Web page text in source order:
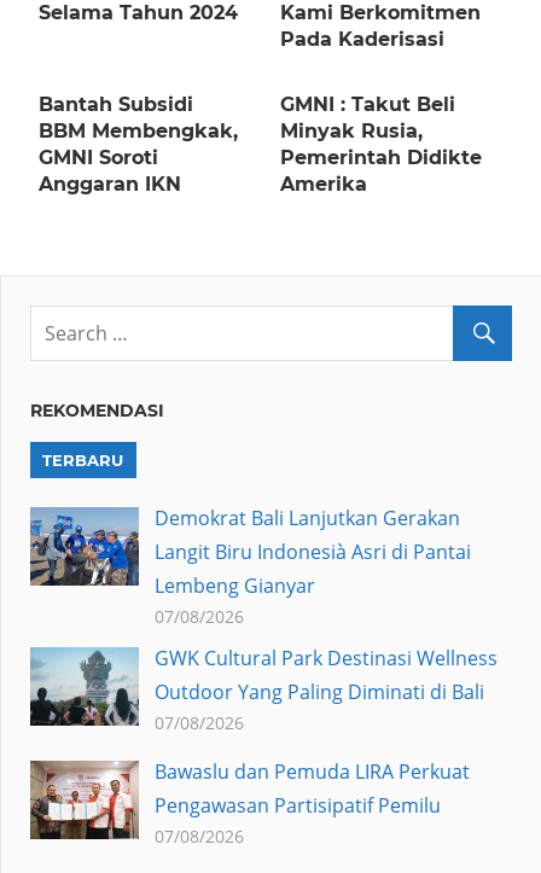
Selama Tahun 2024
Kami Berkomitmen
Pada Kaderisasi
Bantah Subsidi
BBM Membengkak,
GMNI Soroti
Anggaran IKN
GMNI : Takut Beli
Minyak Rusia,
Pemerintah Didikte
Amerika
REKOMENDASI
TERBARU
Demokrat Bali Lanjutkan Gerakan
Langit Biru Indonesià Asri di Pantai
Lembeng Gianyar
07/08/2026
GWK Cultural Park Destinasi Wellness
Outdoor Yang Paling Diminati di Bali
07/08/2026
Bawaslu dan Pemuda LIRA Perkuat
Pengawasan Partisipatif Pemilu
07/08/2026